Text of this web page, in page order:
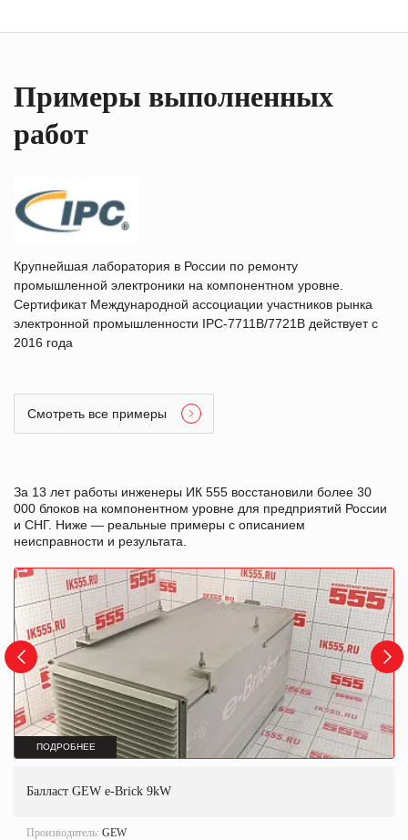
Примеры выполненных
работ
Крупнейшая лаборатория в России по ремонту
промышленной электроники на компонентном уровне.
Сертификат Международной ассоциации участников рынка
электронной промышленности IPC-7711B/7721B действует с
2016 года
Смотреть все примеры
За 13 лет работы инженеры ИК 555 восстановили более 30
000 блоков на компонентном уровне для предприятий России
и СНГ. Ниже — реальные примеры с описанием
неисправности и результата.
ПОДРОБНЕЕ
Балласт GEW e-Brick 9kW
Производитель: GEW